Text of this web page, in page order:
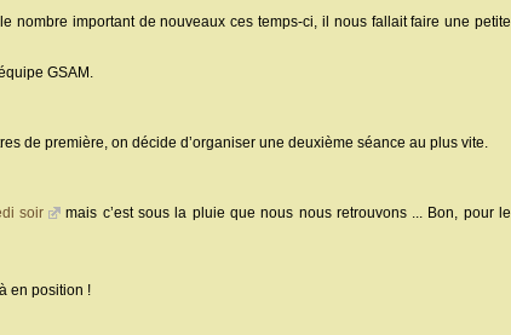
nombre important de nouveaux ces temps-ci, il nous fallait faire une petite
GSAM.
de première, on décide d’organiser une deuxième séance au plus vite.
soir
mais c’est sous la pluie que nous nous retrouvons ... Bon, pour le
en position !